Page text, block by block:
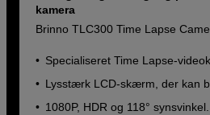
kamera
Brinno TLC300 Time Lapse
Specialiseret Time Lapse-
Lysstærk LCD-skærm, der kan
1080P, HDR og 118° synsvinkel.